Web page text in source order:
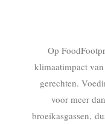
Op
klimaatimpact
gerechten.
voor meer
broeikasgassen,